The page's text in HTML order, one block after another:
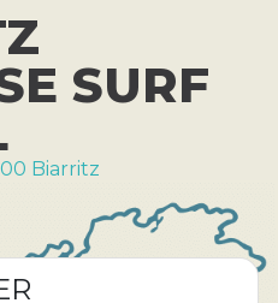
SURF
Biarritz